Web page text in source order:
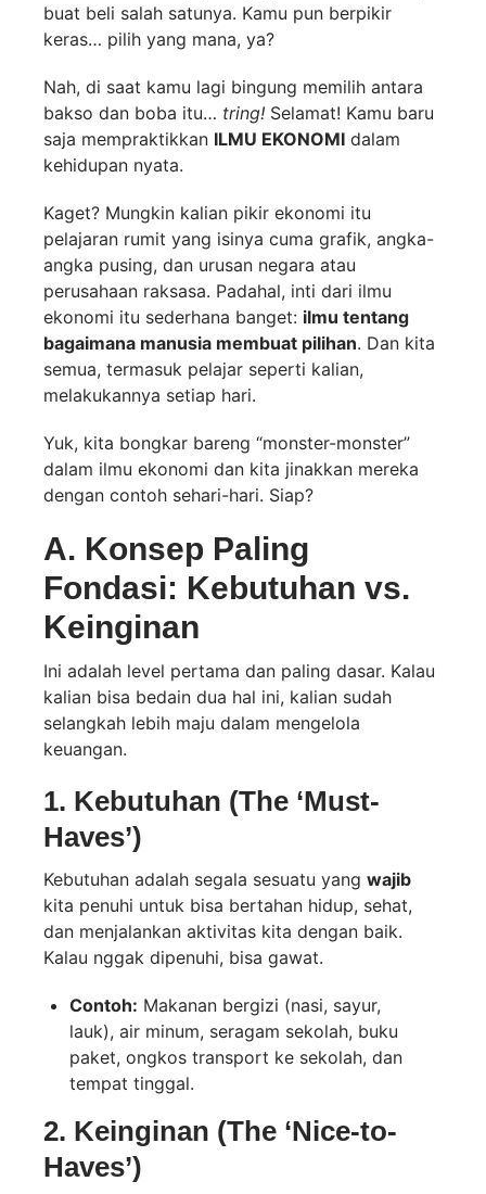
buat beli salah satunya. Kamu pun berpikir
keras… pilih yang mana, ya?
Nah, di saat kamu lagi bingung memilih antara
bakso dan boba itu… tring! Selamat! Kamu baru
saja mempraktikkan ILMU EKONOMI dalam
kehidupan nyata.
Kaget? Mungkin kalian pikir ekonomi itu
pelajaran rumit yang isinya cuma grafik, angka-
angka pusing, dan urusan negara atau
perusahaan raksasa. Padahal, inti dari ilmu
ekonomi itu sederhana banget: ilmu tentang
bagaimana manusia membuat pilihan. Dan kita
semua, termasuk pelajar seperti kalian,
melakukannya setiap hari.
Yuk, kita bongkar bareng “monster-monster”
dalam ilmu ekonomi dan kita jinakkan mereka
dengan contoh sehari-hari. Siap?
A. Konsep Paling
Fondasi: Kebutuhan vs.
Keinginan
Ini adalah level pertama dan paling dasar. Kalau
kalian bisa bedain dua hal ini, kalian sudah
selangkah lebih maju dalam mengelola
keuangan.
1. Kebutuhan (The ‘Must-
Haves’)
Kebutuhan adalah segala sesuatu yang wajib
kita penuhi untuk bisa bertahan hidup, sehat,
dan menjalankan aktivitas kita dengan baik.
Kalau nggak dipenuhi, bisa gawat.
Contoh: Makanan bergizi (nasi, sayur,
lauk), air minum, seragam sekolah, buku
paket, ongkos transport ke sekolah, dan
tempat tinggal.
2. Keinginan (The ‘Nice-to-
Haves’)